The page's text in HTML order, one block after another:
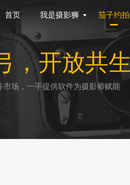
首页 我是摄影狮 茄子约拍
，开放共生
市场，一手提供软件为摄影师赋能